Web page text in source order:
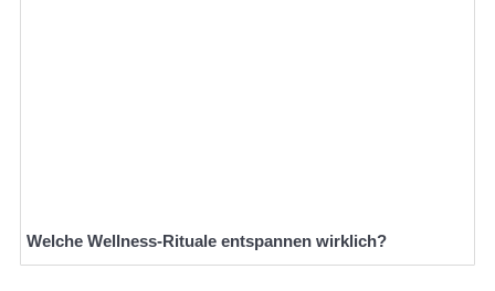
Welche Wellness-Rituale entspannen wirklich?